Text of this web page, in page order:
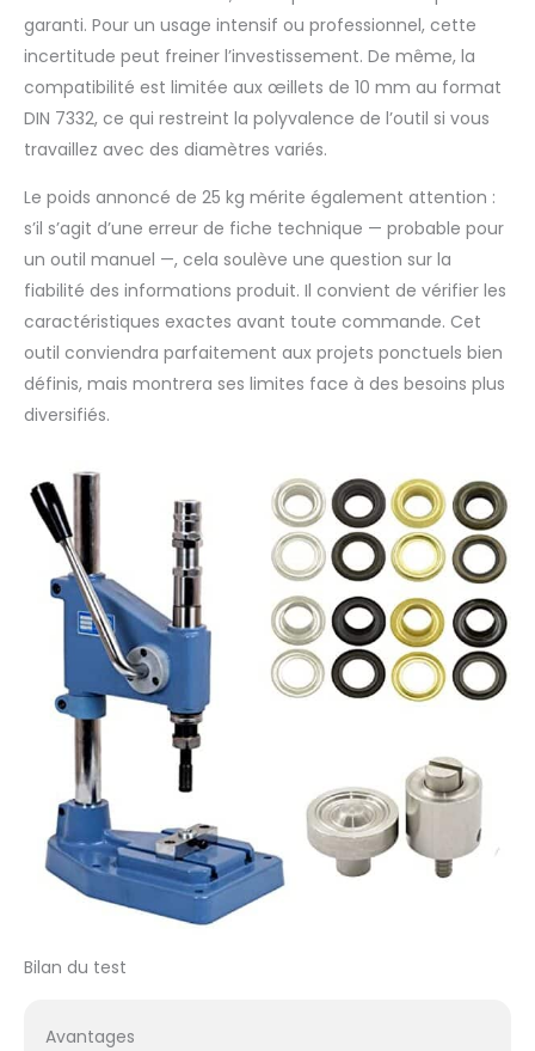
garanti. Pour un usage intensif ou professionnel, cette
incertitude peut freiner l’investissement. De même, la
compatibilité est limitée aux œillets de 10 mm au format
DIN 7332, ce qui restreint la polyvalence de l’outil si vous
travaillez avec des diamètres variés.
Le poids annoncé de 25 kg mérite également attention :
s’il s’agit d’une erreur de fiche technique — probable pour
un outil manuel —, cela soulève une question sur la
fiabilité des informations produit. Il convient de vérifier les
caractéristiques exactes avant toute commande. Cet
outil conviendra parfaitement aux projets ponctuels bien
définis, mais montrera ses limites face à des besoins plus
diversifiés.
Bilan du test
Avantages